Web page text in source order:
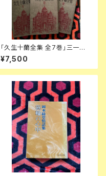
「久生十蘭全集 全7巻」三一書
房 編集委員:大佛次郎 荒正人
安部公房 中井英夫 3巻のみ月
報欠
¥7,500